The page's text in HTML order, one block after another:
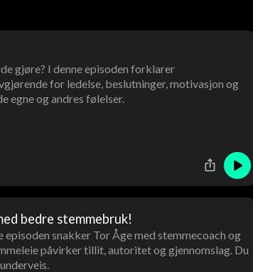
gjøre? I denne episoden forklarer
for ledelse, beslutninger, motivasjon og
egne og andres følelser.
bedre stemmebruk!
snakker Tor Åge med stemmecoach og
påvirker tillit, autoritet og gjennomslag. Du